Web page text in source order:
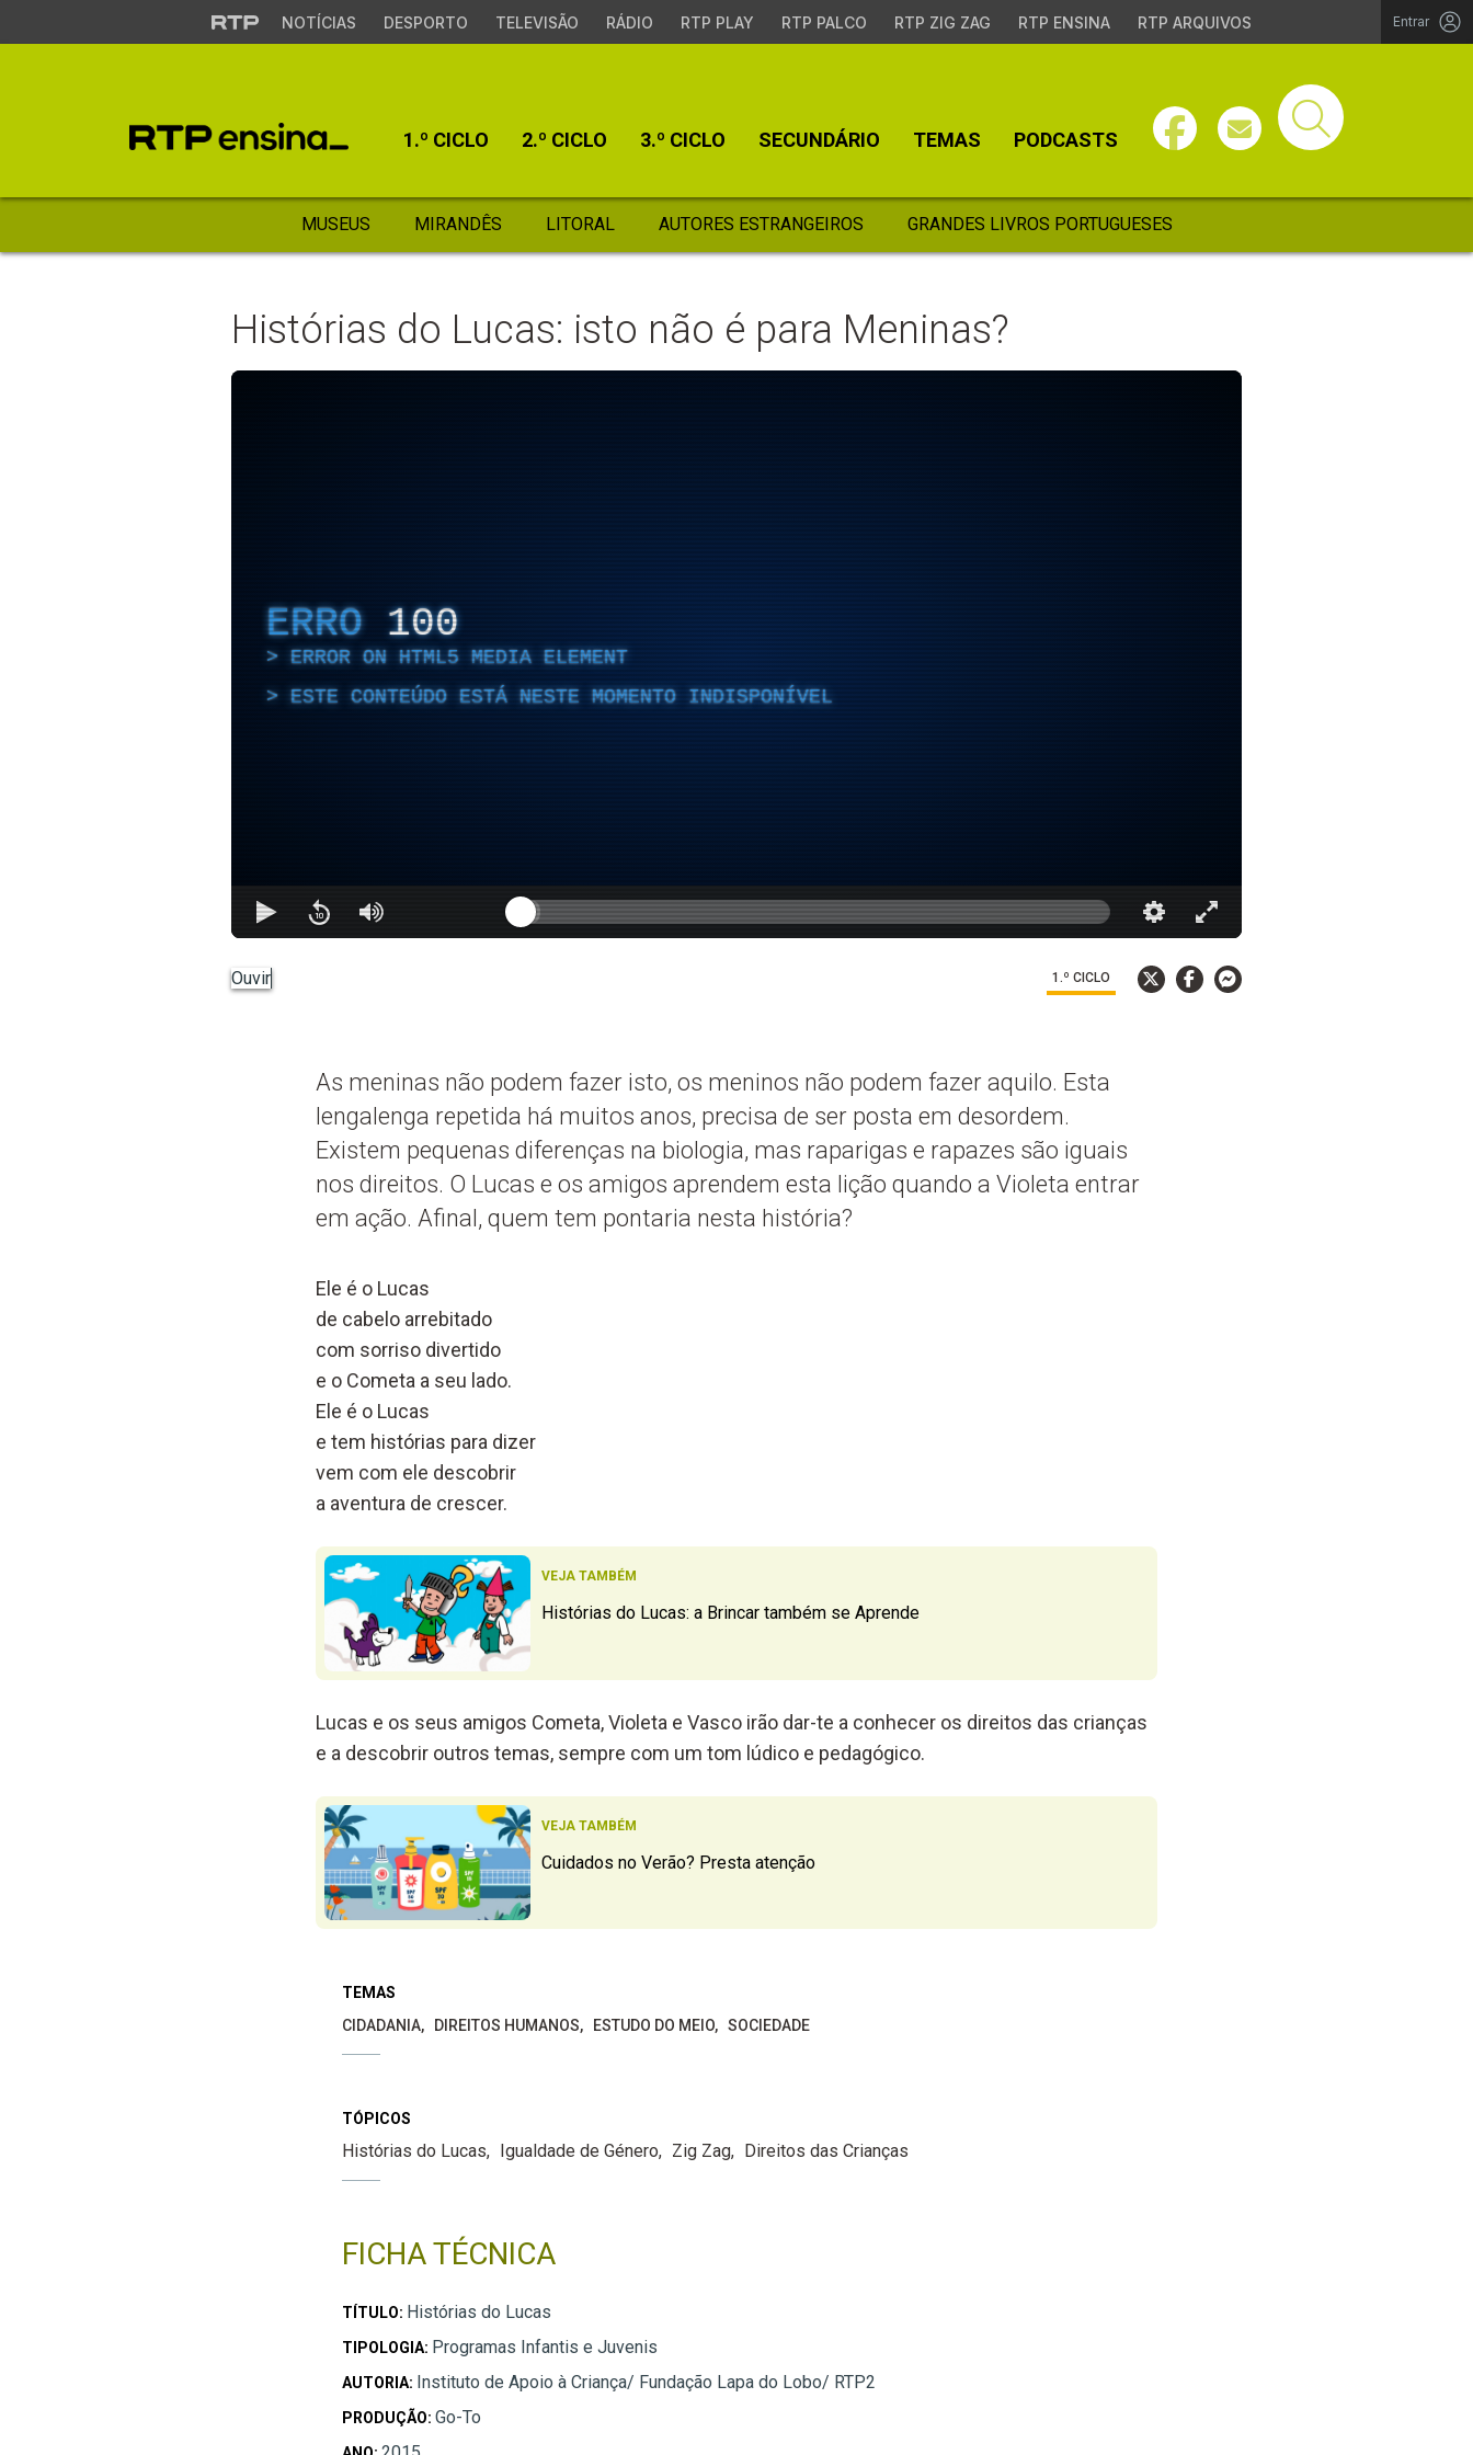
NOTÍCIAS DESPORTO TELEVISÃO RÁDIO RTP PLAY RTP PALCO RTP ZIG ZAG RTP ENSINA RTP ARQUIVOS Entrar
1.º CICLO 2.º CICLO 3.º CICLO SECUNDÁRIO TEMAS PODCASTS
MUSEUS MIRANDÊS LITORAL AUTORES ESTRANGEIROS GRANDES LIVROS PORTUGUESES
Histórias do Lucas: isto não é para Meninas?
ERRO 100
ERROR ON HTML5 MEDIA ELEMENT
ESTE CONTEÚDO ESTÁ NESTE MOMENTO INDISPONÍVEL
Ouvir 1.º CICLO
As meninas não podem fazer isto, os meninos não podem fazer aquilo. Esta
lengalenga repetida há muitos anos, precisa de ser posta em desordem.
Existem pequenas diferenças na biologia, mas raparigas e rapazes são iguais
nos direitos. O Lucas e os amigos aprendem esta lição quando a Violeta entrar
em ação. Afinal, quem tem pontaria nesta história?
Ele é o Lucas
de cabelo arrebitado
com sorriso divertido
e o Cometa a seu lado.
Ele é o Lucas
e tem histórias para dizer
vem com ele descobrir
a aventura de crescer.
VEJA TAMBÉM
Histórias do Lucas: a Brincar também se Aprende
Lucas e os seus amigos Cometa, Violeta e Vasco irão dar-te a conhecer os direitos das crianças
e a descobrir outros temas, sempre com um tom lúdico e pedagógico.
VEJA TAMBÉM
Cuidados no Verão? Presta atenção
TEMAS
CIDADANIA
DIREITOS HUMANOS ESTUDO DO MEIO SOCIEDADE
TÓPICOS
Histórias do Lucas Igualdade de Género Zig Zag Direitos das Crianças
FICHA TÉCNICA
TÍTULO: Histórias do Lucas
TIPOLOGIA: Programas Infantis e Juvenis
AUTORIA: Instituto de Apoio à Criança/ Fundação Lapa do Lobo/ RTP2
PRODUÇÃO: Go-To